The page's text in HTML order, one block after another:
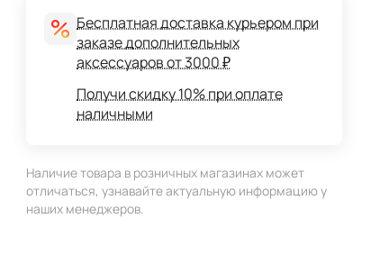
Бесплатная доставка курьером при
заказе дополнительных
аксессуаров от 3000 ₽
Получи скидку 10% при оплате
наличными
Наличие товара в розничных магазинах может
отличаться, узнавайте актуальную информацию у
наших менеджеров.